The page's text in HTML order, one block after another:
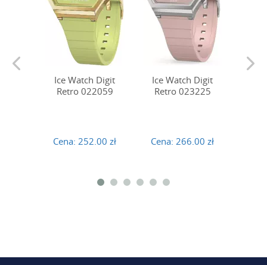
Ice Watch Digit
Retro 022059
Cena: 252.00 zł
Ice Watch Digit
Retro 023225
Cena: 266.00 zł